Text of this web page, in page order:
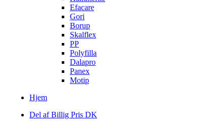
Efacare
Gori
Borup
Skalflex
PP
Polyfilla
Dalapro
Panex
Motip
Hjem
Del af Billig Pris DK